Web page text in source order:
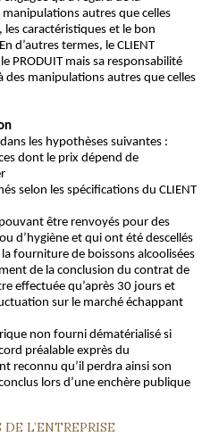
autres que celles
caractéristiques et le bon
d’autres termes, le CLIENT
PRODUIT mais sa responsabilité
des manipulations autres que celles
les hypothèses suivantes :
dont le prix dépend de
selon les spécifications du CLIENT
être renvoyés pour des
d’hygiène et qui ont été descellés
la fourniture de boissons alcoolisées
de la conclusion du contrat de
effectuée qu’après 30 jours et
sur le marché échappant
non fourni dématérialisé si
préalable exprès du
reconnu qu’il perdra ainsi son
lors d’une enchère publique
L’ENTREPRISE